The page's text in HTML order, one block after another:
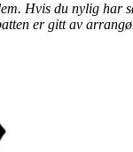
Hvis du nylig har
er gitt av